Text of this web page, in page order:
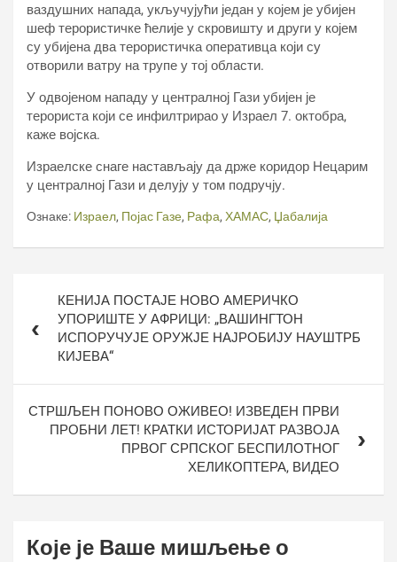
ваздушних напада, укључујући један у којем је убијен
шеф терористичке ћелије у скровишту и други у којем
су убијена два терористичка оперативца који су
отворили ватру на трупе у тој области.
У одвојеном нападу у централној Гази убијен је
терориста који се инфилтрирао у Израел 7. октобра,
каже војска.
Израелске снаге настављају да држе коридор Нецарим
у централној Гази и делују у том подручју.
Ознаке: Израел, Појас Газе, Рафа, ХАМАС, Џабалија
чланкаКЕНИЈА ПОСТАЈЕ НОВО АМЕРИЧКО
УПОРИШТЕ У АФРИЦИ: „ВАШИНГТОН
ИСПОРУЧУЈЕ ОРУЖЈЕ НАЈРОБИЈУ НАУШТРБ
КИЈЕВА“
СТРШЉЕН ПОНОВО ОЖИВЕО! ИЗВЕДЕН ПРВИ
ПРОБНИ ЛЕТ! КРАТКИ ИСТОРИЈАТ РАЗВОЈА
ПРВОГ СРПСКОГ БЕСПИЛОТНОГ
ХЕЛИКОПТЕРА, ВИДЕО
Које је Ваше мишљење о